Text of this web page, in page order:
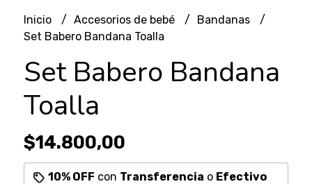
Inicio Accesorios de bebé
Bandanas
Set Babero Bandana Toalla
Set Babero Bandana
Toalla
$14.800,00
10% OFF con Transferencia o Efectivo